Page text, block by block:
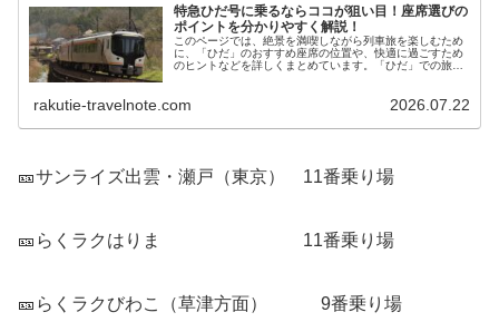
特急ひだ号に乗るならココが狙い目！座席選びの
ポイントを分かりやすく解説！
このページでは、絶景を満喫しながら列車旅を楽しむため
に、「ひだ」のおすすめ座席の位置や、快適に過ごすため
のヒントなどを詳しくまとめています。「ひだ」での旅を
rakutie-travelnote.com 2026.07.22
🎫サンライズ出雲・瀬戸（東京） 11番乗り場
🎫らくラクはりま 11番乗り場
🎫らくラクびわこ（草津方面） 9番乗り場